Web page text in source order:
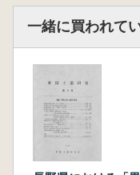
一緒に買われて